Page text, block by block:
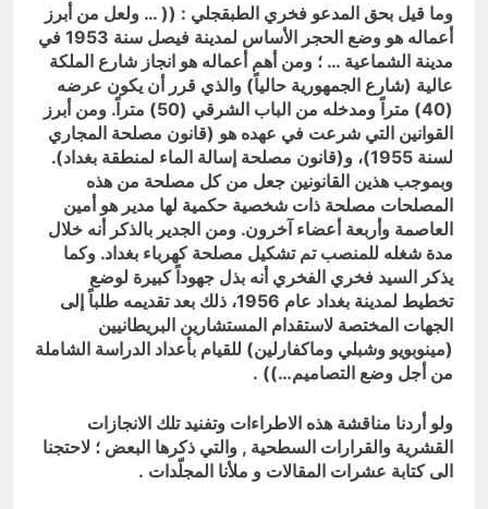
وما قيل بحق المدعو فخري الطبقجلي : (( … ولعل من أبرز
أعماله هو وضع الحجر الأساس لمدينة فيصل سنة 1953 في
مدينة الشماعية … ؛ ومن أهم أعماله هو انجاز شارع الملكة
عالية (شارع الجمهورية حالياً) والذي قرر أن يكون عرضه
(40) متراً ومدخله من الباب الشرقي (50) متراً. ومن أبرز
القوانين التي شرعت في عهده هو (قانون مصلحة المجاري
لسنة 1955)، و(قانون مصلحة إسالة الماء لمنطقة بغداد).
وبموجب هذين القانونين جعل من كل مصلحة من هذه
المصلحات مصلحة ذات شخصية حكمية لها مدير هو أمين
العاصمة وأربعة أعضاء آخرون. ومن الجدير بالذكر أنه خلال
مدة شغله للمنصب تم تشكيل مصلحة كهرباء بغداد. وكما
يذكر السيد فخري الفخري أنه بذل جهوداً كبيرة لوضع
تخطيط لمدينة بغداد عام 1956، ذلك بعد تقديمه طلباً إلى
الجهات المختصة لاستقدام المستشارين البريطانيين
(مينوبويو وشبلي وماكفارلين) للقيام بأعداد الدراسة الشاملة
من أجل وضع التصاميم…)) .
ولو أردنا مناقشة هذه الاطراءات وتفنيد تلك الانجازات
القشرية والقرارات السطحية , والتي ذكرها البعض ؛ لاحتجنا
الى كتابة عشرات المقالات و ملأنا المجلّدات .